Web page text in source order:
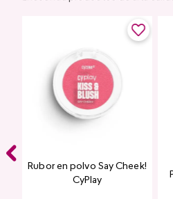
Rubor en polvo Say Cheek!
CyPlay